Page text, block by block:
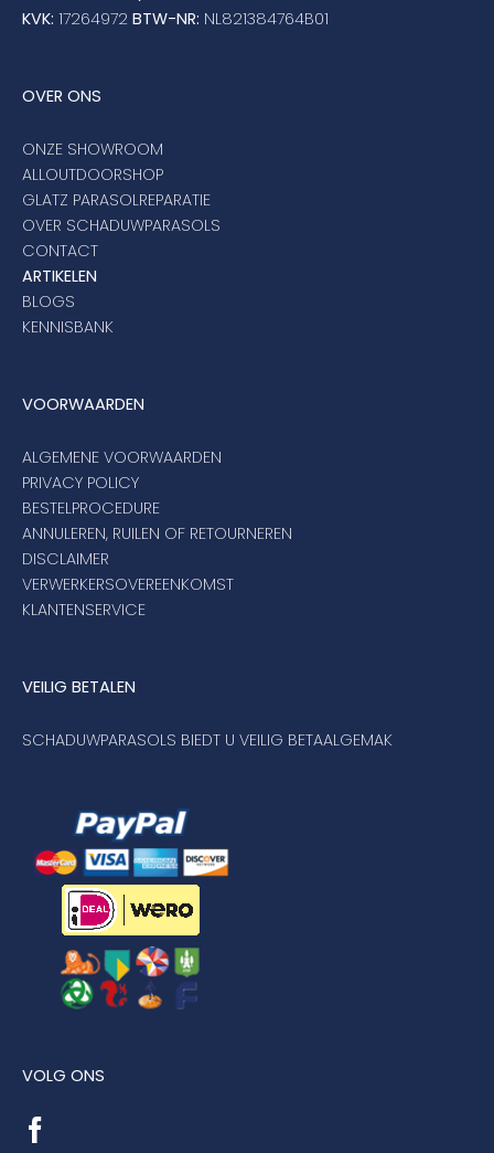
KVK: 17264972 BTW-NR: NL821384764B01
OVER ONS
ONZE SHOWROOM
ALLOUTDOORSHOP
GLATZ PARASOLREPARATIE
OVER SCHADUWPARASOLS
CONTACT
ARTIKELEN
BLOGS
KENNISBANK
VOORWAARDEN
ALGEMENE VOORWAARDEN
PRIVACY POLICY
BESTELPROCEDURE
ANNULEREN, RUILEN OF RETOURNEREN
DISCLAIMER
VERWERKERSOVEREENKOMST
KLANTENSERVICE
VEILIG BETALEN
SCHADUWPARASOLS BIEDT U VEILIG BETAALGEMAK
VOLG ONS